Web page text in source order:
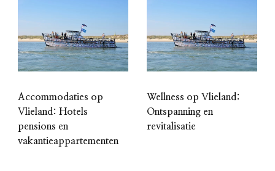
Accommodaties op
Vlieland: Hotels
pensions en
vakantieappartementen
Wellness op Vlieland:
Ontspanning en
revitalisatie